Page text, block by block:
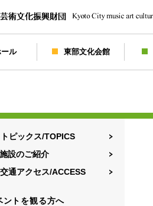
ル 東部文化会館
トピックス/TOPICS
施設のご紹介
交通アクセス/ACCESS
ントを観る方へ